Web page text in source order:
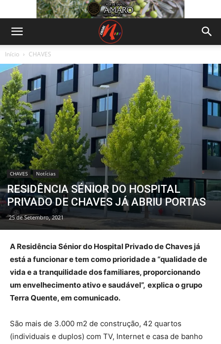
Início CHAVES
CHAVES Notícias
RESIDÊNCIA SÉNIOR DO HOSPITAL
PRIVADO DE CHAVES JÁ ABRIU PORTAS
25 de Setembro, 2021
A Residência Sénior do Hospital Privado de Chaves já
está a funcionar e tem como prioridade a “qualidade de
vida e a tranquilidade dos familiares, proporcionando
um envelhecimento ativo e saudável”, explica o grupo
Terra Quente, em comunicado.
São mais de 3.000 m2 de construção, 42 quartos
(individuais e duplos) com TV, Internet e casa de banho